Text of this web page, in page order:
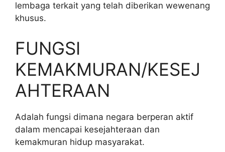
lembaga terkait yang telah diberikan wewenang
khusus.
FUNGSI
KEMAKMURAN/KESEJ
AHTERAAN
Adalah fungsi dimana negara berperan aktif
dalam mencapai kesejahteraan dan
kemakmuran hidup masyarakat.